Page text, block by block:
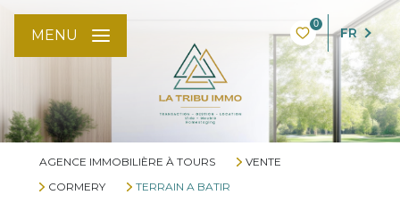
0
FR
MENU
AGENCE IMMOBILIÈRE À TOURS
VENTE
CORMERY
TERRAIN A BATIR